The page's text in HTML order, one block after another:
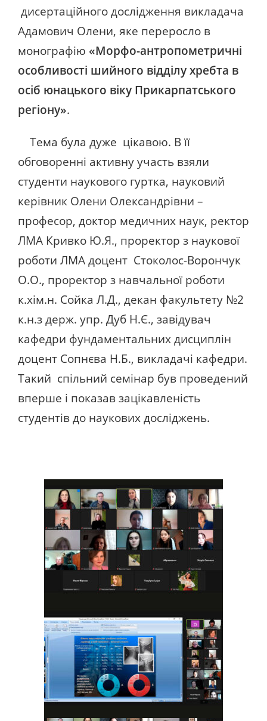
дисертаційного дослідження викладача
Адамович Олени, яке переросло в
монографію «Морфо-антропометричні
особливості шийного відділу хребта в
осіб юнацького віку Прикарпатського
регіону».
Тема була дуже цікавою. В її
обговоренні активну участь взяли
студенти наукового гуртка, науковий
керівник Олени Олександрівни –
професор, доктор медичних наук, ректор
ЛМА Кривко Ю.Я., проректор з наукової
роботи ЛМА доцент Стоколос-Ворончук
О.О., проректор з навчальної роботи
к.хім.н. Сойка Л.Д., декан факультету №2
к.н.з держ. упр. Дуб Н.Є., завідувач
кафедри фундаментальних дисциплін
доцент Сопнєва Н.Б., викладачі кафедри.
Такий спільний семінар був проведений
вперше і показав зацікавленість
студентів до наукових досліджень.